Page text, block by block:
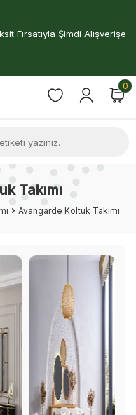
Fırsatıyla Şimdi Alışverişe
0
Takımı
Avangarde Koltuk Takımı